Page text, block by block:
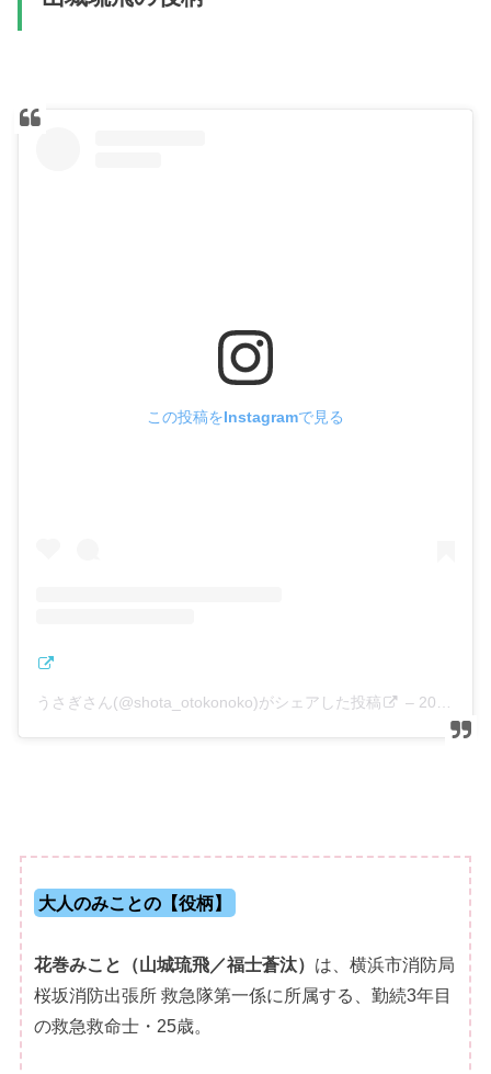
この投稿をInstagramで見る
うさぎさん(@shota_otokonoko)がシェアした投稿 – 2019年 7月月20日午後11時00分PDT
大人のみことの【役柄】
花巻みこと（山城琉飛／福士蒼汰） は、横浜市消防局
桜坂消防出張所 救急隊第一係に所属する、勤続3年目
の救急救命士・25歳。